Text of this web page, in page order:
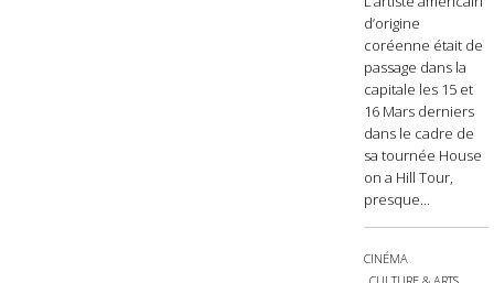
d’origine
coréenne était de
passage dans la
capitale les 15 et
16 Mars derniers
dans le cadre de
sa tournée House
on a Hill Tour,
presque...
CINÉMA